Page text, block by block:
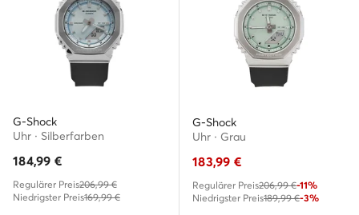
G-Shock
Uhr · Silberfarben
184,99 €
Regulärer Preis206,99 €
Niedrigster Preis169,99 €
G-Shock
Uhr · Grau
183,99 €
Regulärer Preis206,99 €-11%
Niedrigster Preis189,99 €-3%